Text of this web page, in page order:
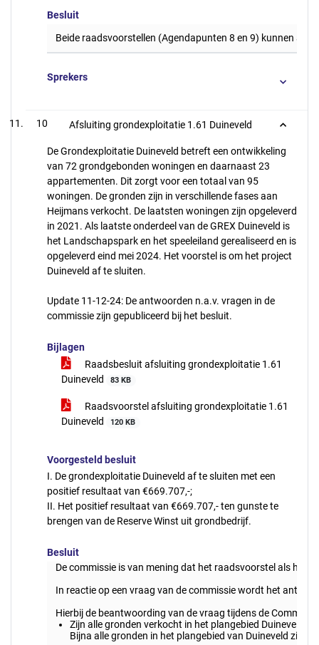
Besluit
Beide raadsvoorstellen (Agendapunten 8 en 9) kunnen als
Sprekers
10 Afsluiting grondexploitatie 1.61 Duineveld
De Grondexploitatie Duineveld betreft een ontwikkeling
van 72 grondgebonden woningen en daarnaast 23
appartementen. Dit zorgt voor een totaal van 95
woningen. De gronden zijn in verschillende fases aan
Heijmans verkocht. De laatsten woningen zijn opgeleverd
in 2021. Als laatste onderdeel van de GREX Duineveld is
het Landschapspark en het speeleiland gerealiseerd en is
opgeleverd eind mei 2024. Het voorstel is om het project
Duineveld af te sluiten.
Update 11-12-24: De antwoorden n.a.v. vragen in de
commissie zijn gepubliceerd bij het besluit.
Bijlagen
Raadsbesluit afsluiting grondexploitatie 1.61
Duineveld
83 KB
Raadsvoorstel afsluiting grondexploitatie 1.61
Duineveld
120 KB
Voorgesteld besluit
I. De grondexploitatie Duineveld af te sluiten met een
positief resultaat van €669.707,-;
II. Het positief resultaat van €669.707,- ten gunste te
brengen van de Reserve Winst uit grondbedrijf.
Besluit
De commissie is van mening dat het raadsvoorstel als
In reactie op een vraag van de commissie wordt het
Hierbij de beantwoording van de vraag tijdens de
Zijn alle gronden verkocht in het plangebied Duineveld?
Bijna alle gronden in het plangebied van Duineveld zijn